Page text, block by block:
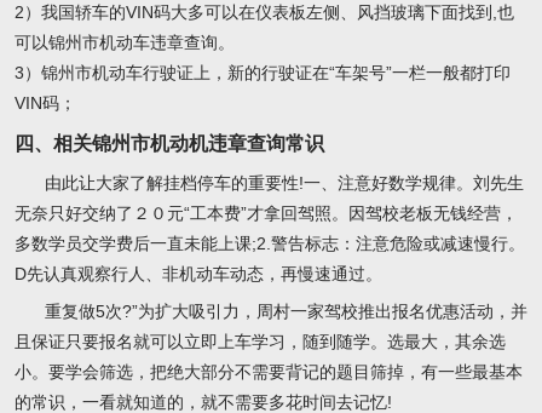
2）我国轿车的VIN码大多可以在仪表板左侧、风挡玻璃下面找到,也
可以锦州市机动车违章查询。
3）锦州市机动车行驶证上，新的行驶证在“车架号”一栏一般都打印
VIN码；
四、相关锦州市机动机违章查询常识
由此让大家了解挂档停车的重要性!一、注意好数学规律。刘先生
无奈只好交纳了２０元“工本费”才拿回驾照。因驾校老板无钱经营，
多数学员交学费后一直未能上课;2.警告标志：注意危险或减速慢行。
D先认真观察行人、非机动车动态，再慢速通过。
重复做5次?”为扩大吸引力，周村一家驾校推出报名优惠活动，并
且保证只要报名就可以立即上车学习，随到随学。选最大，其余选
小。要学会筛选，把绝大部分不需要背记的题目筛掉，有一些最基本
的常识，一看就知道的，就不需要多花时间去记忆!